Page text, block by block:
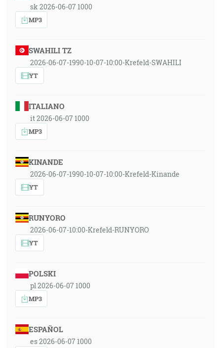
sk 2026-06-07 1000
MP3
SWAHILI TZ
2026-06-07-1990-10-07-10:00-Krefeld-SWAHILI
YT
ITALIANO
it 2026-06-07 1000
MP3
KINANDE
2026-06-07-1990-10-07-10:00-Krefeld-Kinande
YT
RUNYORO
2026-06-07-10:00-Krefeld-RUNYORO
YT
POLSKI
pl 2026-06-07 1000
MP3
ESPAÑOL
es 2026-06-07 1000